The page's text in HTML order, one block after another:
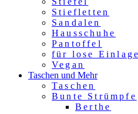
Stiefletten
Sandalen
Hausschuhe
Pantoffel
für lose
Vegan
Taschen und Mehr
Taschen
Bunte Strümpfe
Berthe